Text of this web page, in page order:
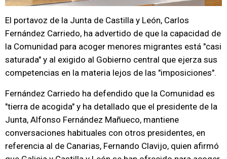
El portavoz de la Junta de Castilla y León, Carlos
Fernández Carriedo, ha advertido de que la capacidad de
la Comunidad para acoger menores migrantes está "casi
saturada" y al exigido al Gobierno central que ejerza sus
competencias en la materia lejos de las "imposiciones".
Fernández Carriedo ha defendido que la Comunidad es
"tierra de acogida" y ha detallado que el presidente de la
Junta, Alfonso Fernández Mañueco, mantiene
conversaciones habituales con otros presidentes, en
referencia al de Canarias, Fernando Clavijo, quien afirmó